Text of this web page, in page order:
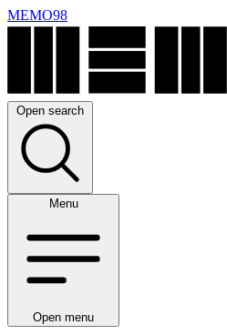
MEMO98
Open search
Menu
Open menu